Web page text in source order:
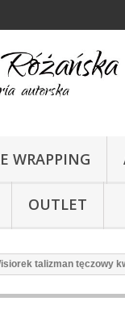
WRAPPING
OUTLET
talizman tęczowy